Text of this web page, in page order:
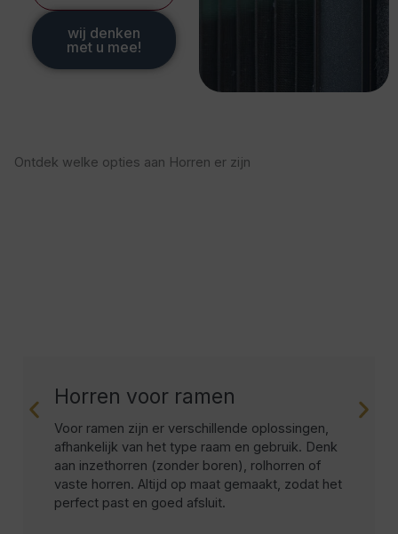
wij denken
met u mee!
Ontdek welke opties aan Horren er zijn
Horren voor ramen
Voor ramen zijn er verschillende oplossingen,
afhankelijk van het type raam en gebruik. Denk
aan inzethorren (zonder boren), rolhorren of
vaste horren. Altijd op maat gemaakt, zodat het
perfect past en goed afsluit.